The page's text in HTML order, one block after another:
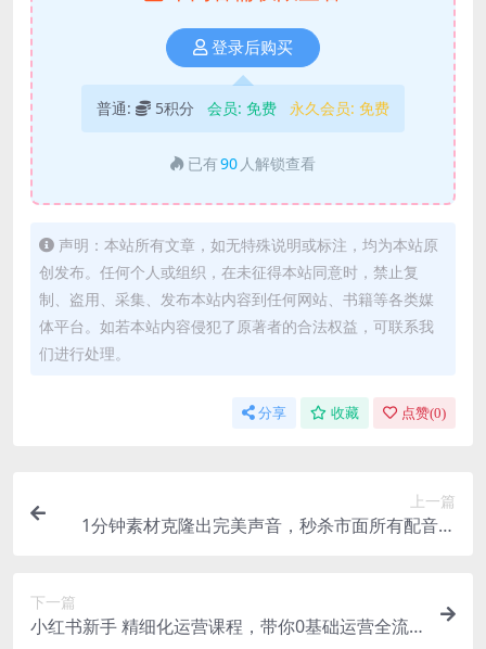
登录后购买
普通: 5积分 会员: 免费 永久会员: 免费
已有90 人解锁查看
声明：本站所有文章，如无特殊说明或标注，均为本站原
创发布。任何个人或组织，在未征得本站同意时，禁止复
制、盗用、采集、发布本站内容到任何网站、书籍等各类媒
体平台。如若本站内容侵犯了原著者的合法权益，可联系我
们进行处理。
分享 收藏 点赞(0)
上一篇
1分钟素材克隆出完美声音，秒杀市面所有配音软
下一篇
小红书新手 精细化运营课程，带你0基础运营全流